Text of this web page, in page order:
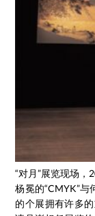
“对月”展览现场
杨冕的“CMYK”与
的个展拥有许多